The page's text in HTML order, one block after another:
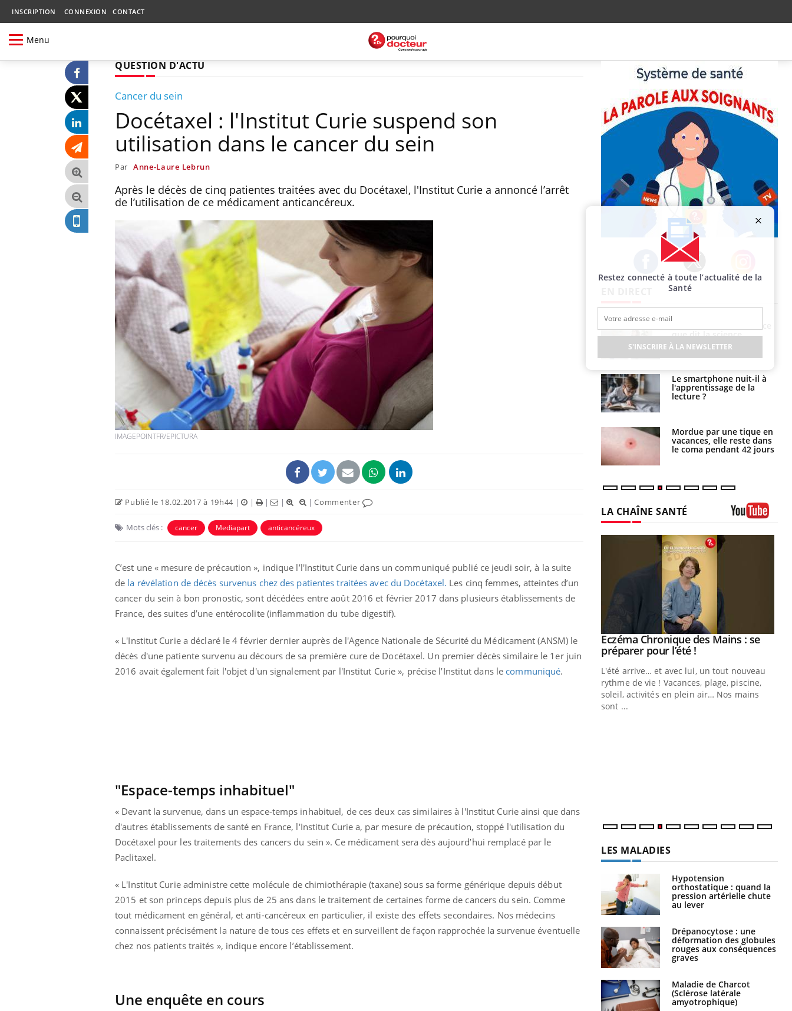
INSCRIPTION CONNEXION CONTACT
Menu
QUESTION D'ACTU
Cancer du sein
Docétaxel : l'Institut Curie suspend son
utilisation dans le cancer du sein
Par Anne-Laure Lebrun
Après le décès de cinq patientes traitées avec du Docétaxel, l'Institut Curie a annoncé l’arrêt
de l’utilisation de ce médicament anticancéreux.
IMAGEPOINTFR/EPICTURA
Publié le 18.02.2017 à 19h44 | | | | |Commenter
Mots clés : cancer Mediapart anticancéreux
C’est une « mesure de précaution », indique l’l'Institut Curie dans un communiqué publié ce jeudi soir, à la suite
de la révélation de décès survenus chez des patientes traitées avec du Docétaxel. Les cinq femmes, atteintes d’un
cancer du sein à bon pronostic, sont décédées entre août 2016 et février 2017 dans plusieurs établissements de
France, des suites d’une entérocolite (inflammation du tube digestif).
« L'Institut Curie a déclaré le 4 février dernier auprès de l'Agence Nationale de Sécurité du Médicament (ANSM) le
décès d'une patiente survenu au décours de sa première cure de Docétaxel. Un premier décès similaire le 1er juin
2016 avait également fait l'objet d'un signalement par l'Institut Curie », précise l’Institut dans le communiqué.
"Espace-temps inhabituel"
« Devant la survenue, dans un espace-temps inhabituel, de ces deux cas similaires à l'Institut Curie ainsi que dans
d'autres établissements de santé en France, l'Institut Curie a, par mesure de précaution, stoppé l'utilisation du
Docétaxel pour les traitements des cancers du sein ». Ce médicament sera dès aujourd’hui remplacé par le
Paclitaxel.
« L'Institut Curie administre cette molécule de chimiothérapie (taxane) sous sa forme générique depuis début
2015 et son princeps depuis plus de 25 ans dans le traitement de certaines forme de cancers du sein. Comme
tout médicament en général, et anti-cancéreux en particulier, il existe des effets secondaires. Nos médecins
connaissent précisément la nature de tous ces effets et en surveillent de façon rapprochée la survenue éventuelle
chez nos patients traités », indique encore l’établissement.
Une enquête en cours
Facebook Twitter Instagram
Chikungunya, dengue,
West Nile : que se passe-
t-il dans le sud de la
France ?
Les médicaments GLP-1
protègent-ils aussi les os
Cytomégalovirus : ce qui
change dans la prise en
La sieste empêche-t-elle
de dormir la nuit ?
VIH : la fin du comprimé
tous les jours se profile-t-
elle enfin ?
Pourquoi votre ventre
que dit la science
Le smartphone nuit-il à
l'apprentissage de la
lecture ?
Mordue par une tique en
vacances, elle reste dans
le coma pendant 42 jours
LA CHAÎNE SANTÉ
Eczéma Chronique des Mains :
expliquer ma maladie Youtube
Il y a des sujets qui sont faciles à aborder...
Youtube
Carence en fer : comprendre pour
prévenir Youtube
Fatigue, irritabilité, brouillard mental ou
Youtube
Insuline & Charge mentale : et si on
osait en parler?? Youtube
En 2026, l'insuline dans le diabète de type 2
Youtube
Eczéma Chronique des Mains : se
préparer pour l’été !Youtube
L'été arrive… et avec lui, un tout nouveau
rythme de vie ! Vacances, plage, piscine,
soleil, activités en plein air… Nos mains
sont ...
LES MALADIES
Hypotension
orthostatique : quand la
pression artérielle chute
au lever
Drépanocytose : une
déformation des globules
rouges aux conséquences
graves
Maladie de Charcot
(Sclérose latérale
amyotrophique)
Restez connecté à toute l’actualité de la
Santé
S'INSCRIRE À LA NEWSLETTER